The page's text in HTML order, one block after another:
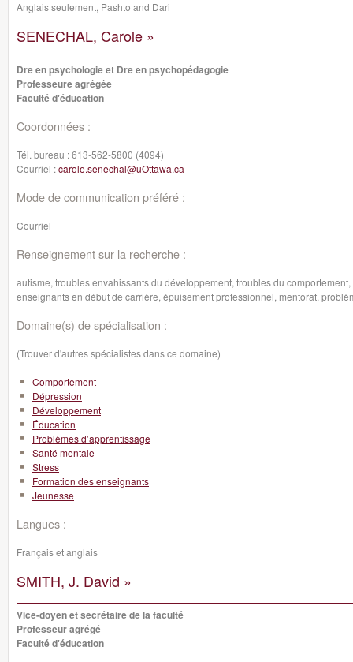
Anglais seulement, Pashto and Dari
SENECHAL, Carole »
Dre en psychologie et Dre en psychopédagogie
Professeure agrégée
Faculté d'éducation
Coordonnées :
Tél. bureau :613-562-5800 (4094)
Courriel :carole.senechal@uOttawa.ca
Mode de communication préféré :
Courriel
Renseignement sur la recherche :
autisme, troubles envahissants du développement, troubles du
enseignants en début de carrière, épuisement professionnel, mentorat,
Domaine(s) de spécialisation :
(Trouver d'autres spécialistes dans ce domaine)
Comportement
Dépression
Développement
Éducation
Problèmes d’apprentissage
Santé mentale
Stress
Formation des enseignants
Jeunesse
Langues :
Français et anglais
SMITH, J. David »
Vice-doyen et secrétaire de la faculté
Professeur agrégé
Faculté d'éducation